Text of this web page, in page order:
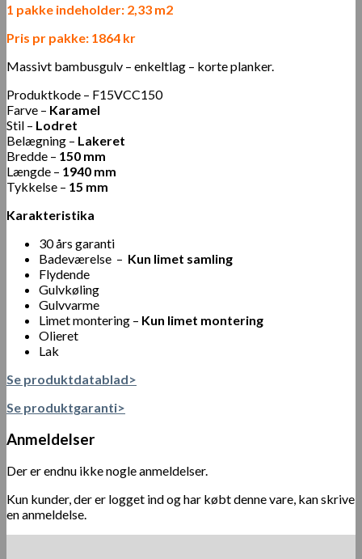
1 pakke indeholder: 2,33 m2
Pris pr pakke: 1864 kr
Massivt bambusgulv – enkeltlag – korte planker.
Produktkode – F15VCC150
Farve – Karamel
Stil – Lodret
Belægning – Lakeret
Bredde – 150 mm
Længde – 1940 mm
Tykkelse – 15 mm
Karakteristika
30 års garanti
Badeværelse – Kun limet samling
Flydende
Gulvkøling
Gulvvarme
Limet montering – Kun limet montering
Olieret
Lak
Se produktdatablad>
Se produktgaranti>
Anmeldelser
Der er endnu ikke nogle anmeldelser.
Kun kunder, der er logget ind og har købt denne vare, kan skrive
en anmeldelse.